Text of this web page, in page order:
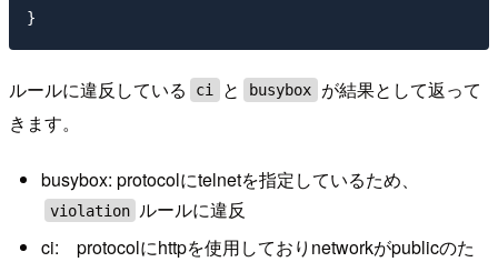
ルールに違反している ci と busybox
が結果として返って
きます。
busybox: protocolにtelnetを指定しているため、
violation ルールに違反
ci: protocolにhttpを使用しておりnetworkがpublicのた